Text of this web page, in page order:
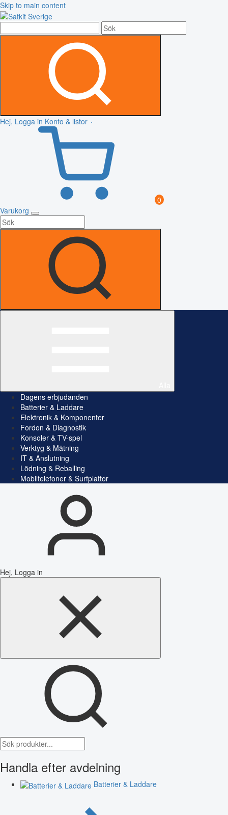
Skip to main content
Hej, Logga in Konto & listor
0
Varukorg
Dagens erbjudanden
Batterier & Laddare
Elektronik & Komponenter
Fordon & Diagnostik
Konsoler & TV-spel
Verktyg & Mätning
IT & Anslutning
Lödning & Reballing
Mobiltelefoner & Surfplattor
Hej, Logga in
Handla efter avdelning
Batterier & Laddare